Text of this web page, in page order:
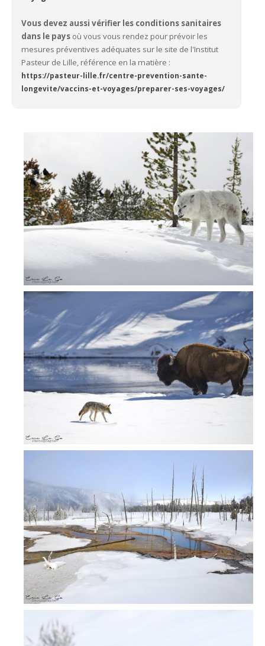
Vous devez aussi vérifier les conditions sanitaires
dans le pays où vous vous rendez pour prévoir les
mesures préventives adéquates sur le site de l'Institut
Pasteur de Lille, référence en la matière :
https://pasteur-lille.fr/centre-prevention-sante-
longevite/vaccins-et-voyages/preparer-ses-voyages/